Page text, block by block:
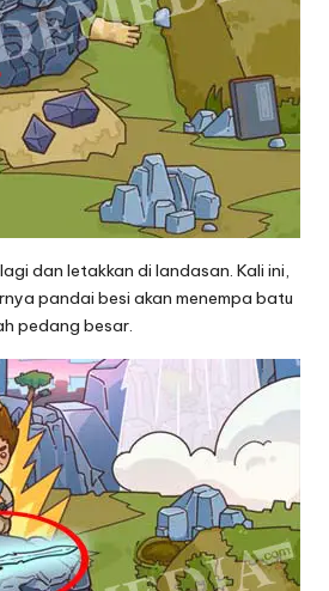
dan letakkan di landasan. Kali ini,
pandai besi akan menempa batu
pedang besar.